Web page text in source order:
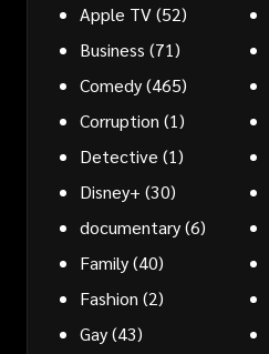
Apple TV(52)
Business (71)
Comedy(465)
Corruption (1)
Detective (1)
Disney+ (30)
documentary(6)
Family(40)
Fashion (2)
Gay(43)